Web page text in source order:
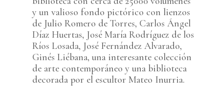
y un valioso fondo pictórico con lienzos
de Julio Romero de Torres, Carlos Ángel
Díaz Huertas, José María Rodríguez de los
Ríos Losada, José Fernández Alvarado,
Ginés Liébana, una interesante colección
de arte contemporáneo y una biblioteca
decorada por el escultor Mateo Inurria.